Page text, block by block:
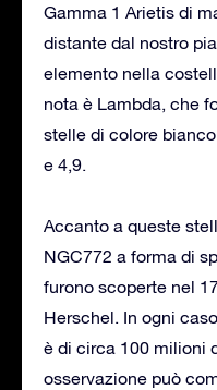
Gamma 1 Arietis di
distante dal nostro
elemento nella
nota è Lambda, che
stelle di colore
e 4,9.
Accanto a queste
NGC772 a forma di
furono scoperte nel
Herschel. In ogni
è di circa 100 milioni
osservazione può